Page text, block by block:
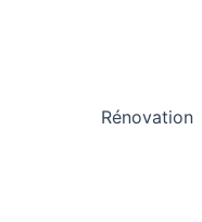
Rénovation